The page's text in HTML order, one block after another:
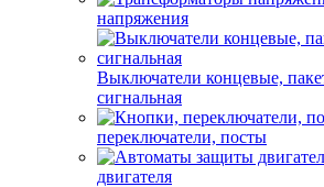
напряжения
Выключатели концевые,
сигнальная
переключатели, посты
двигателя